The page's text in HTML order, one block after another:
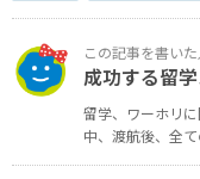
成功する留
留学、ワーホリに
中、渡航後、全